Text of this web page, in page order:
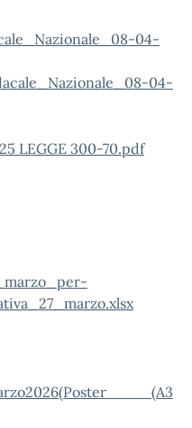
04-
04-
LEGGE 300-70.pdf
(A3